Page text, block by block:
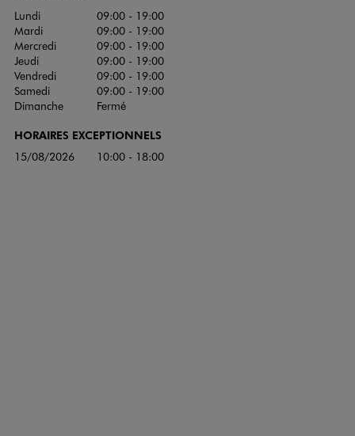
Lundi
09:00 - 19:00
Mardi
09:00 - 19:00
Mercredi
09:00 - 19:00
Jeudi
09:00 - 19:00
Vendredi
09:00 - 19:00
Samedi
09:00 - 19:00
Dimanche
Fermé
HORAIRES EXCEPTIONNELS
15/08/2026 10:00 - 18:00